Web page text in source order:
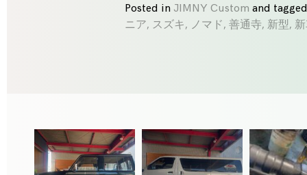
Posted in JIMNY Custom and
ニア, スズキ, ノマド,善通寺, 新型,